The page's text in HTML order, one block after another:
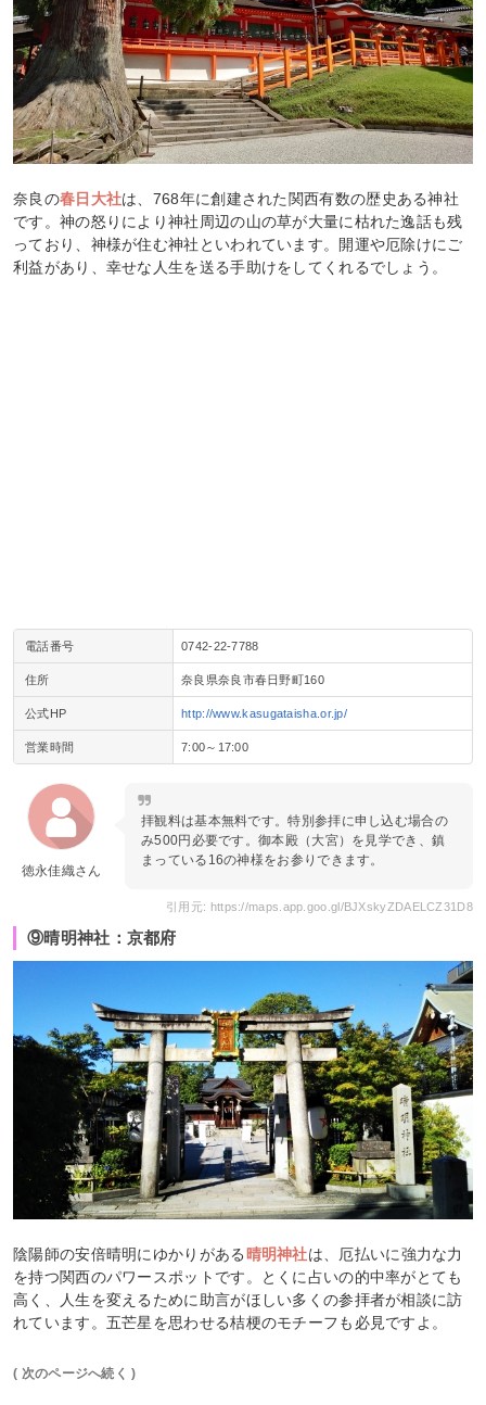
奈良の春日大社は、768年に創建された関西有数の歴史ある神社
です。神の怒りにより神社周辺の山の草が大量に枯れた逸話も残
っており、神様が住む神社といわれています。開運や厄除けにご
利益があり、幸せな人生を送る手助けをしてくれるでしょう。
電話番号 0742-22-7788
住所 奈良県奈良市春日野町160
公式HP http://www.kasugataisha.or.jp/
営業時間 7:00～17:00
徳永佳織さん
拝観料は基本無料です。特別参拝に申し込む場合の
み500円必要です。御本殿（大宮）を見学でき、鎮
まっている16の神様をお参りできます。
引用元: https://maps.app.goo.gl/BJXskyZDAELCZ31D8
⑨晴明神社：京都府
陰陽師の安倍晴明にゆかりがある 晴明神社は、厄払いに強力な力
を持つ関西のパワースポットです。とくに占いの的中率がとても
高く、人生を変えるために助言がほしい多くの参拝者が相談に訪
れています。五芒星を思わせる桔梗のモチーフも必見ですよ。
( 次のページへ続く )